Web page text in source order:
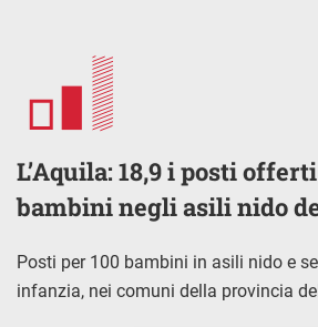
L’Aquila: 18,9 i posti
bambini negli asili nido
Posti per 100 bambini in asili nido e
infanzia, nei comuni della provincia